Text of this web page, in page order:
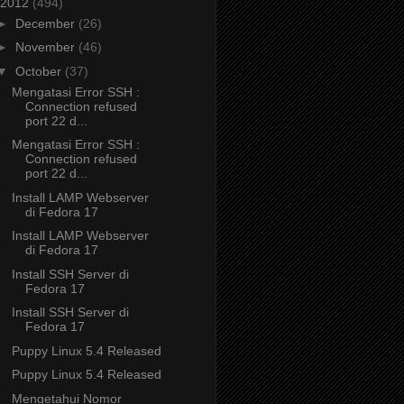
December (26)
November (46)
October (37)
Mengatasi Error SSH :
Connection refused
port 22 d...
Mengatasi Error SSH :
Connection refused
port 22 d...
Install LAMP Webserver
di Fedora 17
Install LAMP Webserver
di Fedora 17
Install SSH Server di
Fedora 17
Install SSH Server di
Fedora 17
Puppy Linux 5.4 Released
Puppy Linux 5.4 Released
Mengetahui Nomor